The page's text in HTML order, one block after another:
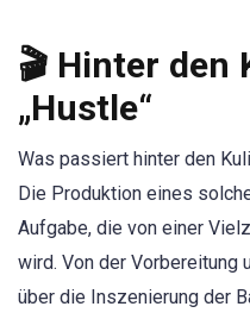
🎬 Hinter den
„Hustle“
Was passiert hinter den
Die Produktion eines
Aufgabe, die von einer
wird. Von der Vorbereitung
über die Inszenierung der